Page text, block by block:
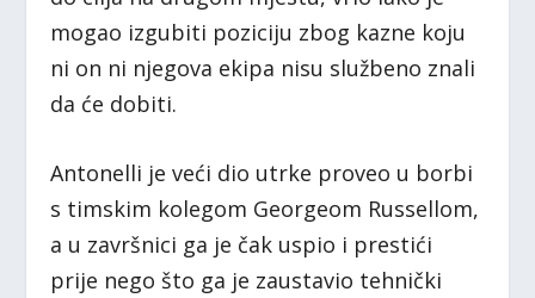
mogao izgubiti poziciju zbog kazne koju
ni on ni njegova ekipa nisu službeno znali
da će dobiti.
Antonelli je veći dio utrke proveo u borbi
s timskim kolegom Georgeom Russellom,
a u završnici ga je čak uspio i prestići
prije nego što ga je zaustavio tehnički